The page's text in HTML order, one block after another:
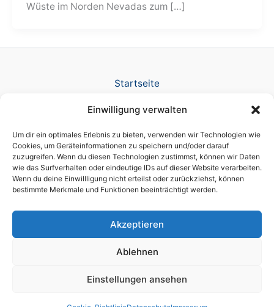
Einwilligung verwalten
Um dir ein optimales Erlebnis zu bieten, verwenden wir Technologien wie
Cookies, um Geräteinformationen zu speichern und/oder darauf
zuzugreifen. Wenn du diesen Technologien zustimmst, können wir Daten
wie das Surfverhalten oder eindeutige IDs auf dieser Website verarbeiten.
Wenn du deine Einwillligung nicht erteilst oder zurückziehst, können
bestimmte Merkmale und Funktionen beeinträchtigt werden.
Akzeptieren
Ablehnen
Einstellungen ansehen
Wüste im Norden Nevadas zum […]
Startseite
TV Produktion
News
Referenzen
Awards
Company
Datenschutz
Impressum